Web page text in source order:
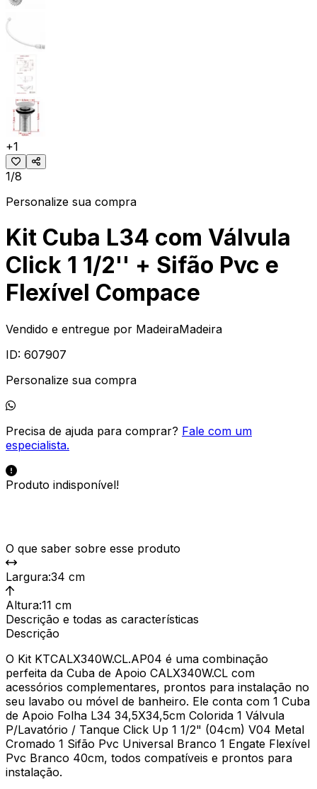
+1
1/8
Personalize sua compra
Kit Cuba L34 com Válvula
Click 1 1/2'' + Sifão Pvc e
Flexível Compace
Vendido e entregue por MadeiraMadeira
ID: 607907
Personalize sua compra
Precisa de ajuda para comprar? Fale com um
especialista.
Produto indisponível!
O que saber sobre esse produto
Largura:34 cm
Altura:11 cm
Descrição e todas as características
Descrição
O Kit KTCALX340W.CL.AP04 é uma combinação
perfeita da Cuba de Apoio CALX340W.CL com
acessórios complementares, prontos para instalação no
seu lavabo ou móvel de banheiro. Ele conta com 1 Cuba
de Apoio Folha L34 34,5X34,5cm Colorida 1 Válvula
P/Lavatório / Tanque Click Up 1 1/2" (04cm) V04 Metal
Cromado 1 Sifão Pvc Universal Branco 1 Engate Flexível
Pvc Branco 40cm, todos compatíveis e prontos para
instalação.